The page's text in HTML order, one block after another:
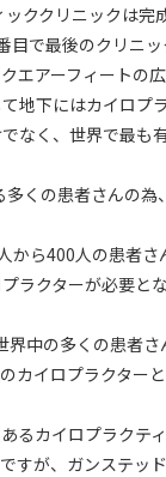
ククリニックは
目で最後のクリニ
エアーフィートの
地下にはカイロ
なく、世界で最も
くの患者さんの
から400人の患者
ラクターが必要
中の多くの患者
カイロプラクターと
るカイロプラクテ
すが、ガンステッ